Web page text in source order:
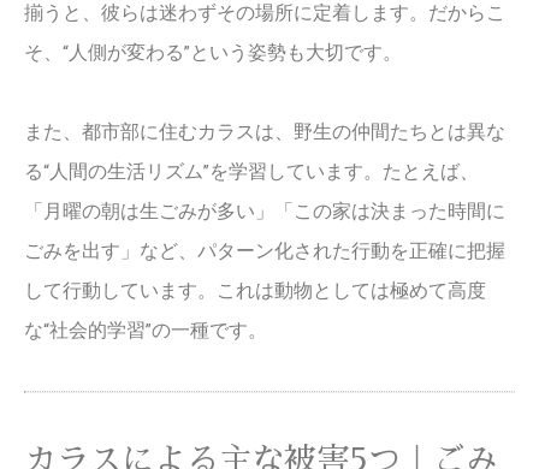
揃うと、彼らは迷わずその場所に定着します。だからこ
そ、“人側が変わる”という姿勢も大切です。
また、都市部に住むカラスは、野生の仲間たちとは異な
る“人間の生活リズム”を学習しています。たとえば、
「月曜の朝は生ごみが多い」「この家は決まった時間に
ごみを出す」など、パターン化された行動を正確に把握
して行動しています。これは動物としては極めて高度
な“社会的学習”の一種です。
カラスによる主な被害5つ｜ごみ